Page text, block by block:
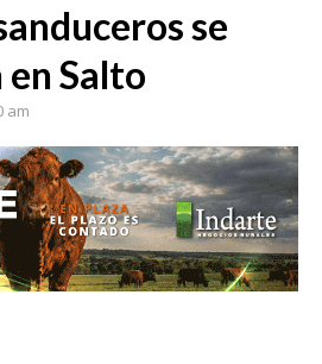
se
Salto
am